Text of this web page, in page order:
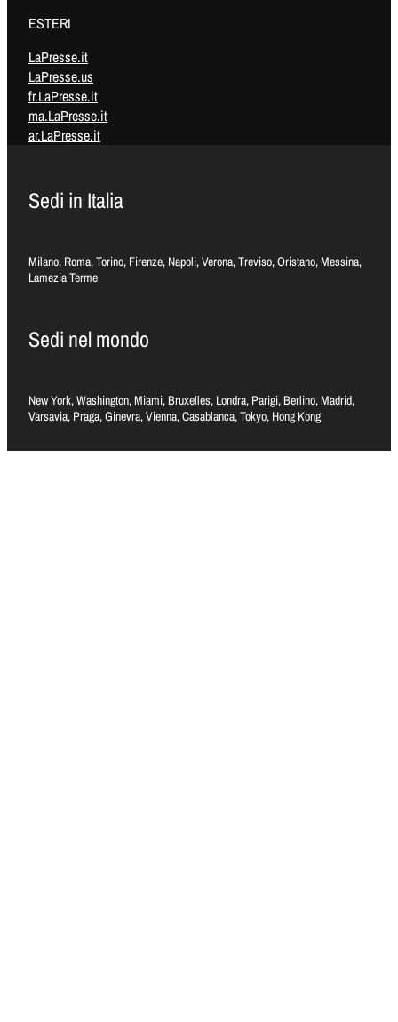
ESTERI
LaPresse.it
LaPresse.us
fr.LaPresse.it
ma.LaPresse.it
ar.LaPresse.it
Sedi in Italia
Milano, Roma, Torino, Firenze, Napoli, Verona, Treviso, Oristano, Messina,
Lamezia Terme
Sedi nel mondo
New York, Washington, Miami, Bruxelles, Londra, Parigi, Berlino, Madrid,
Varsavia, Praga, Ginevra, Vienna, Casablanca, Tokyo, Hong Kong